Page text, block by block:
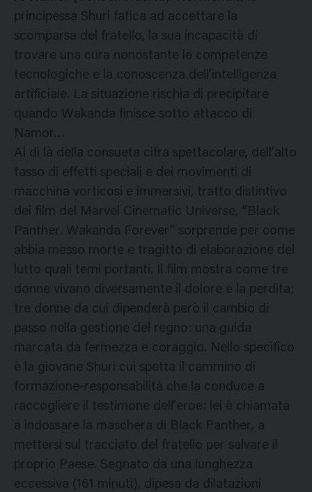
principessa Shuri fatica ad accettare la
scomparsa del fratello, la sua incapacità di
trovare una cura nonostante le competenze
tecnologiche e la conoscenza dell’intelligenza
artificiale. La situazione rischia di precipitare
quando Wakanda finisce sotto attacco di
Namor…
Al di là della consueta cifra spettacolare, dell’alto
tasso di effetti speciali e dei movimenti di
macchina vorticosi e immersivi, tratto distintivo
dei film del Marvel Cinematic Universe, “Black
Panther. Wakanda Forever” sorprende per come
abbia messo morte e tragitto di elaborazione del
lutto quali temi portanti. Il film mostra come tre
donne vivano diversamente il dolore e la perdita;
tre donne da cui dipenderà però il cambio di
passo nella gestione del regno: una guida
marcata da fermezza e coraggio. Nello specifico
è la giovane Shuri cui spetta il cammino di
formazione-responsabilità che la conduce a
raccogliere il testimone dell’eroe: lei è chiamata
a indossare la maschera di Black Panther, a
mettersi sul tracciato del fratello per salvare il
proprio Paese. Segnato da una lunghezza
eccessiva (161 minuti), dipesa da dilatazioni